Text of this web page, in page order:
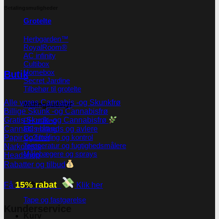
Grotelte
Herbgarden™
RoyalRoom®
AC infinity
Cultibox
Homebox
Secret Jardine
Tilbehør til grotelte
Målingsudstyr
PH måling
EC måling
Co2 måling og kontrol
Temperatur og fugtighedsmålere
Målebægere og sprays
Tilbehør
Tape og fastgørelse
Butik
Alle vores Cannabis -og Skunkfrø
Billige Skunk -og Cannabisfrø
Gratis Skunk -og Cannabisfrø
Cannabis brands og avlere
Papir og filter
Narkotests
Headshop
Rabatter og tilbud
Få 15% rabat Klik her